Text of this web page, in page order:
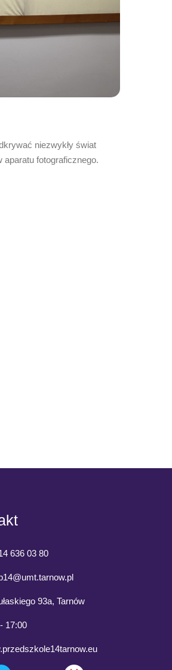
niezwykły świat
aparatu fotograficznego.
636 03 80
93a, Tarnów
17:00